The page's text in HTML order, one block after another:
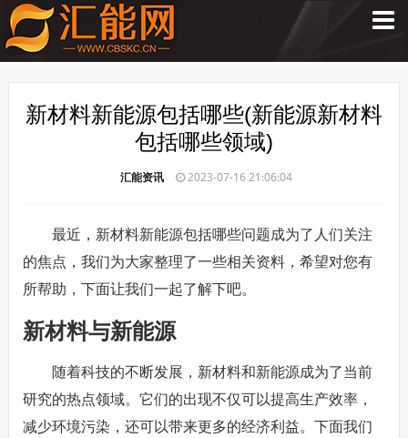
新材料新能源包括哪些(新能源新材料
包括哪些领域)
汇能资讯 2023-07-16 21:06:04
最近，新材料新能源包括哪些问题成为了人们关注
的焦点，我们为大家整理了一些相关资料，希望对您有
所帮助，下面让我们一起了解下吧。
新材料与新能源
随着科技的不断发展，新材料和新能源成为了当前
研究的热点领域。它们的出现不仅可以提高生产效率，
减少环境污染，还可以带来更多的经济利益。下面我们